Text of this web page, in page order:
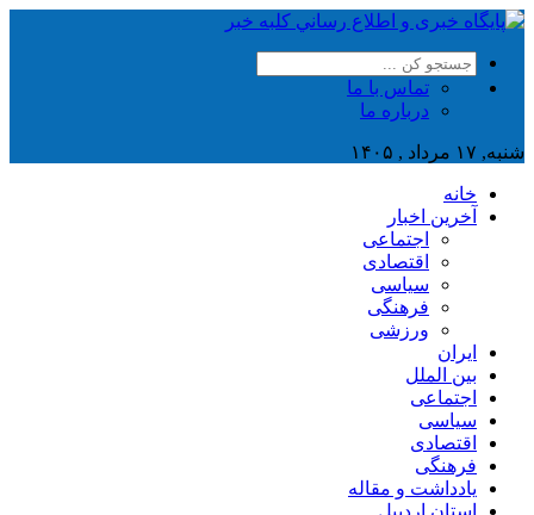
تماس با ما
درباره ما
شنبه, ۱۷ مرداد , ۱۴۰۵
خانه
آخرین اخبار
اجتماعی
اقتصادی
سیاسی
فرهنگی
ورزشی
ایران
بین الملل
اجتماعی
سیاسی
اقتصادی
فرهنگی
یادداشت و مقاله
استان اردبیل